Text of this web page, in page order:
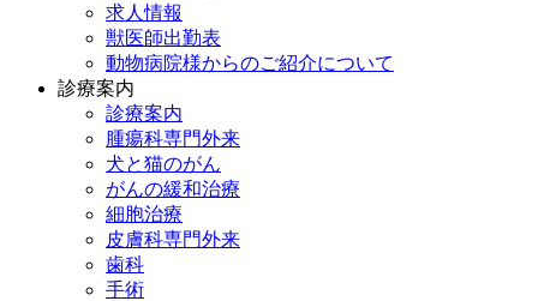
求人情報
獣医師出勤表
動物病院様からのご紹介について
診療案内
診療案内
腫瘍科専門外来
犬と猫のがん
がんの緩和治療
細胞治療
皮膚科専門外来
歯科
手術